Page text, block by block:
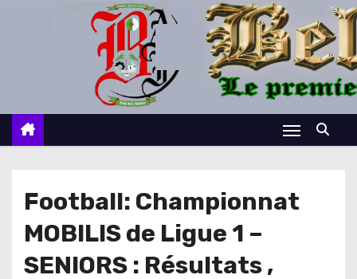
c
Football: Championnat
MOBILIS de Ligue 1 –
SENIORS : Résultats ,